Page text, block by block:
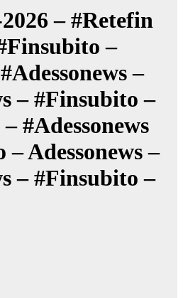
– #Retefin
–
–
– #Finsubito –
#Adessonews
Adessonews –
– #Finsubito –